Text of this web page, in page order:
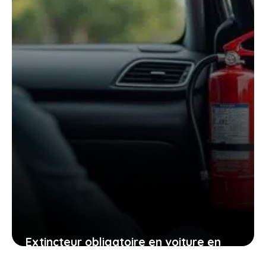
voleurs
Extincteur obligatoire en voiture en